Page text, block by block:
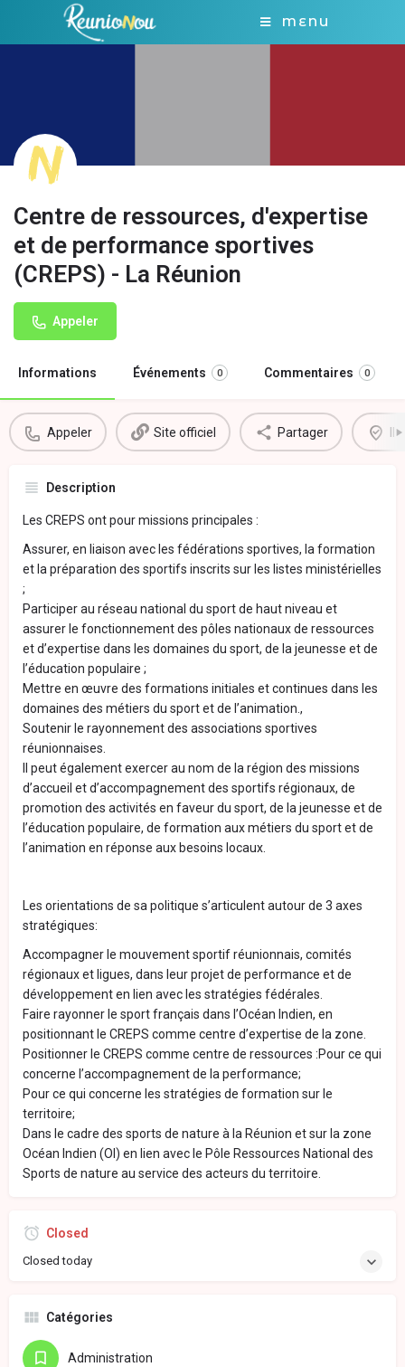
MENU
Centre de ressources, d'expertise
et de performance sportives
(CREPS) - La Réunion
Appeler
Informations Événements 0 Commentaires 0
Appeler Site officiel Partager Il
Description
Les CREPS ont pour missions principales :
Assurer, en liaison avec les fédérations sportives, la formation
et la préparation des sportifs inscrits sur les listes ministérielles
;
Participer au réseau national du sport de haut niveau et
assurer le fonctionnement des pôles nationaux de ressources
et d’expertise dans les domaines du sport, de la jeunesse et de
l’éducation populaire ;
Mettre en œuvre des formations initiales et continues dans les
domaines des métiers du sport et de l’animation.,
Soutenir le rayonnement des associations sportives
réunionnaises.
Il peut également exercer au nom de la région des missions
d’accueil et d’accompagnement des sportifs régionaux, de
promotion des activités en faveur du sport, de la jeunesse et de
l’éducation populaire, de formation aux métiers du sport et de
l’animation en réponse aux besoins locaux.
Les orientations de sa politique s’articulent autour de 3 axes
stratégiques:
Accompagner le mouvement sportif réunionnais, comités
régionaux et ligues, dans leur projet de performance et de
développement en lien avec les stratégies fédérales.
Faire rayonner le sport français dans l’Océan Indien, en
positionnant le CREPS comme centre d’expertise de la zone.
Positionner le CREPS comme centre de ressources :Pour ce qui
concerne l’accompagnement de la performance;
Pour ce qui concerne les stratégies de formation sur le
territoire;
Dans le cadre des sports de nature à la Réunion et sur la zone
Océan Indien (OI) en lien avec le Pôle Ressources National des
Sports de nature au service des acteurs du territoire.
Closed
Closed today
Catégories
Administration